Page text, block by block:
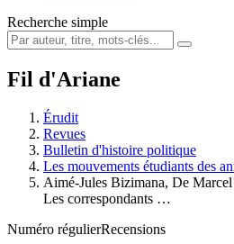
Recherche simple
Fil d'Ariane
Érudit
Revues
Bulletin d'histoire politique
Les mouvements étudiants des
Aimé-Jules Bizimana, De
Les correspondants …
Numéro régulierRecensions